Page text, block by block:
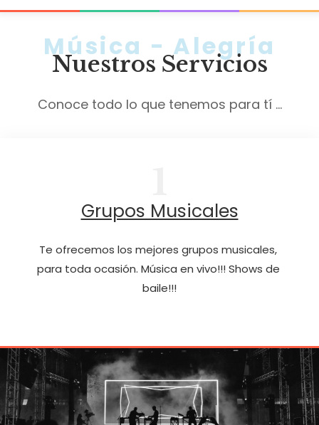
Música - Alegría
Nuestros Servicios
Conoce todo lo que tenemos para tí ...
Grupos Musicales
Te ofrecemos los mejores grupos musicales,
para toda ocasión. Música en vivo!!! Shows de
baile!!!